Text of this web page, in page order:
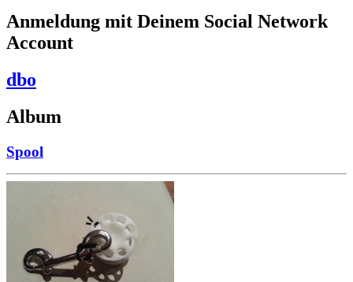
Anmeldung mit Deinem Social Network
Account
dbo
Album
Spool